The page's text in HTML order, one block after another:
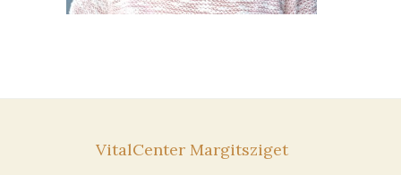
VitalCenter Margitsziget